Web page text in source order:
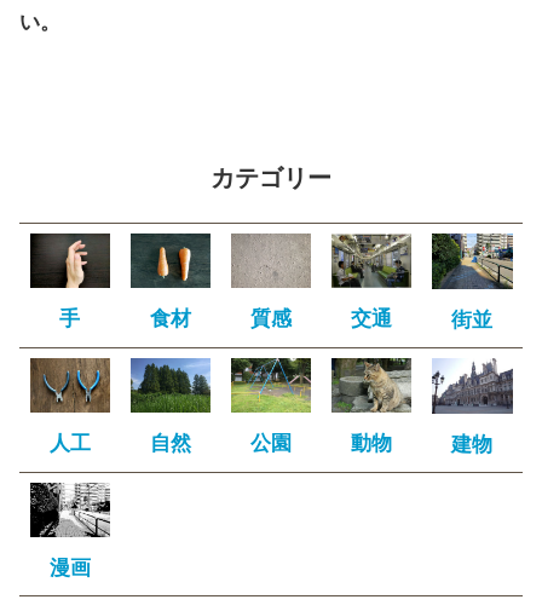
い。
カテゴリー
手 食材 質感 交通 街並
人工 自然 公園 動物 建物
漫画